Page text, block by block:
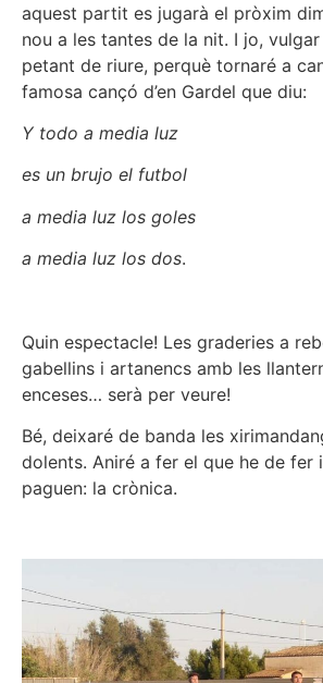
aquest partit es jugarà el pròxim
nou a les tantes de la nit. I jo, vulgar
petant de riure, perquè tornaré a
famosa cançó d’en Gardel que diu:
Y todo a media luz
es un brujo el futbol
a media luz los goles
a media luz los dos.
Quin espectacle! Les graderies a
gabellins i artanencs amb les
enceses… serà per veure!
Bé, deixaré de banda les
dolents. Aniré a fer el que he de fer
paguen: la crònica.